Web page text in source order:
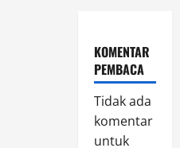
KOMENTAR
PEMBACA
Tidak ada
komentar
untuk